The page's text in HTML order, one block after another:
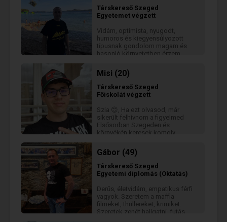
Nagyon vonzó számomra az
intelligencia, az érzelmi érettség
természetes és öniróniát sem
nélkülöz. A játszmák nem az én
világom. Olyan társat keresek, aki
nyitott a világra, stabil, kedves,
mozogni, utazni, kapcsolódni —
és aki számára az őszinteség
nem külön erény, hanem alap.
Társkereső Szeged
Egyetemet végzett
Vidám, optimista, nyugodt,
humoros és kiegyensúlyozott
típusnak gondolom magam és
hasonló környetetben érzem
klasszikus értékrendben, a
bizalomban és az elfogadásban.
De szerintem szükség van a
bolondozásra, felfedezésre,
nyitottságra. :)
Misi (20)
Társkereső Szeged
Főiskolát végzett
Szia 😊, Ha ezt olvasod, már
sikerült felhívnom a figyelmed
Elsősorban Szegeden és
környékén keresek komoly
egyetemre Alapvetően egy pozitív,
és kedves személyiség vagyok,
ha érzek irántad valamit,
garantáltan a tenyeremen foglak
hordozni
Gábor (49)
Társkereső Szeged
Egyetemi diplomás (Oktatás)
Derűs, életvidám, empatikus férfi
vagyok. Szeretem a maffia
filmeket, thrillereket, krimiket.
Szeretek zenét hallgatni, futás